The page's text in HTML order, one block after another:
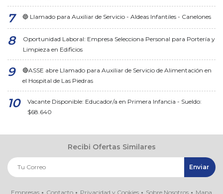
🔵 Llamado para Auxiliar de Servicio - Aldeas Infantiles - Canelones
Oportunidad Laboral: Empresa Selecciona Personal para Portería y
Limpieza en Edificios
🔴ASSE abre Llamado para Auxiliar de Servicio de Alimentación en
el Hospital de Las Piedras
Vacante Disponible: Educador/a en Primera Infancia - Sueldo:
$68.640
Recibi Ofertas Similares
Empresas Contacto Privacidad y Cookies Sobre Nosotros Mapa